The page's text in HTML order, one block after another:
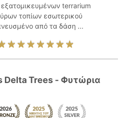
εξατομικευμένων terrarium
τοπίων εσωτερικού
από τα δάση ...
Delta Trees - Φυτώρια